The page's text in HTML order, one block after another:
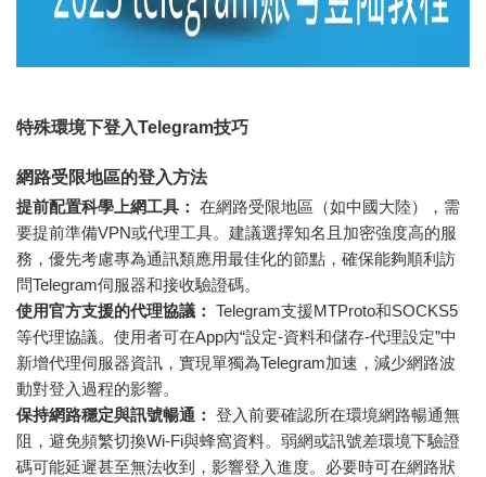
特殊環境下登入Telegram技巧
網路受限地區的登入方法
提前配置科學上網工具： 在網路受限地區（如中國大陸），需
要提前準備VPN或代理工具。建議選擇知名且加密強度高的服
務，優先考慮專為通訊類應用最佳化的節點，確保能夠順利訪
問Telegram伺服器和接收驗證碼。
使用官方支援的代理協議： Telegram支援MTProto和SOCKS5
等代理協議。使用者可在App內“設定-資料和儲存-代理設定”中
新增代理伺服器資訊，實現單獨為Telegram加速，減少網路波
動對登入過程的影響。
保持網路穩定與訊號暢通： 登入前要確認所在環境網路暢通無
阻，避免頻繁切換Wi-Fi與蜂窩資料。弱網或訊號差環境下驗證
碼可能延遲甚至無法收到，影響登入進度。必要時可在網路狀